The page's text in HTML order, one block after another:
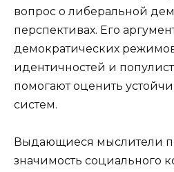
вопрос о либеральной
перспективах. Его
демократических
идентичностей и
помогают оценить
систем.
Выдающиеся мыслители
значимость социального